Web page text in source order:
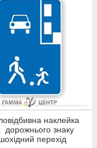
наклейка
дорожнього знаку
перехід